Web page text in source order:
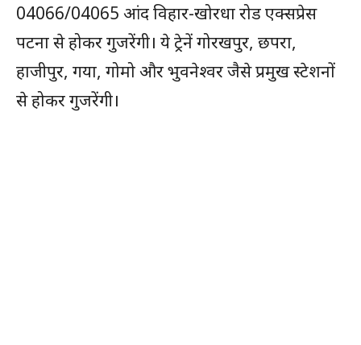
04066/04065 आंद विहार-खोरधा रोड एक्सप्रेस
पटना से होकर गुजरेंगी। ये ट्रेनें गोरखपुर, छपरा,
हाजीपुर, गया, गोमो और भुवनेश्वर जैसे प्रमुख स्टेशनों
से होकर गुजरेंगी।